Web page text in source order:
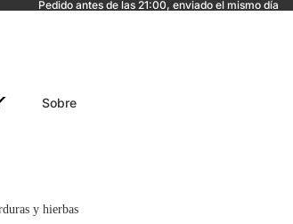
Pedido antes de las 21:00, enviado el mismo día
Sobre
y hierbas